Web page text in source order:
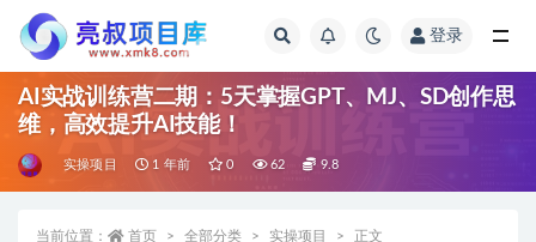
登录
AI实战训练营二期：5天掌握GPT、MJ、SD创作思
维，高效提升AI技能！
实操项目 1 年前 0 62 9.8
当前位置： 首页 全部分类 实操项目 正文